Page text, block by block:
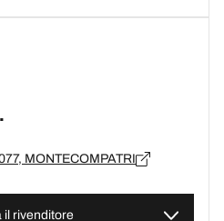
MONTECOMPATRI
il rivenditore